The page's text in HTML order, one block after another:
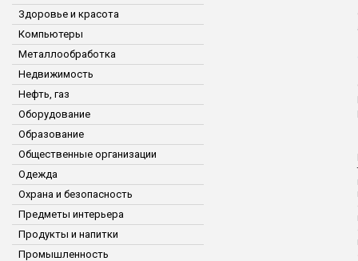
Здоровье и красота
Компьютеры
Металлообработка
Недвижимость
Нефть, газ
Оборудование
Образование
Общественные организации
Одежда
Охрана и безопасность
Предметы интерьера
Продукты и напитки
Промышленность